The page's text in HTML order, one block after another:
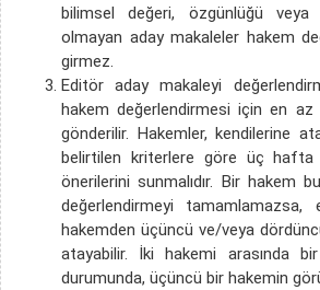
bilimsel değeri, özgünlüğü
olmayan aday makaleler hakem
girmez.
Editör aday makaleyi
hakem değerlendirmesi için en az
gönderilir. Hakemler, kendilerine
belirtilen kriterlere göre üç hafta
önerilerini sunmalıdır. Bir hakem
değerlendirmeyi
hakemden üçüncü ve/veya
atayabilir. İki hakemi arasında bir
durumunda, üçüncü bir hakemin